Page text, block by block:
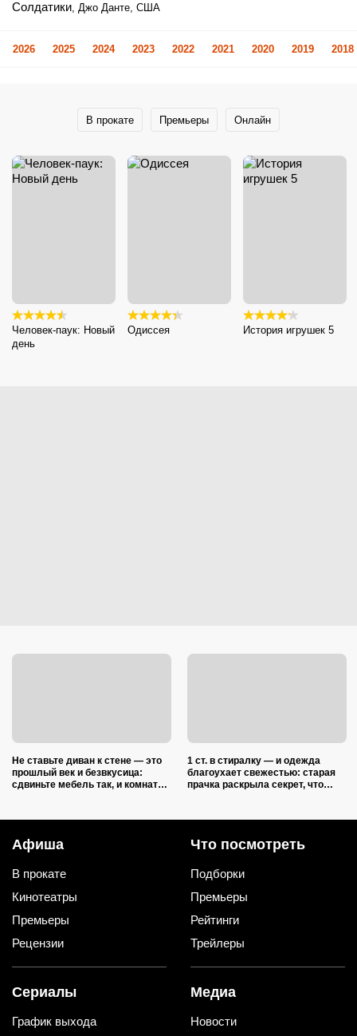
Солдатики, Джо Данте, США
2026 2025 2024 2023 2022 2021 2020 2019 2018
В прокате Премьеры Онлайн
Человек-паук: Новый
день
Одиссея История игрушек 5
Не ставьте диван к стене — это
прошлый век и безвкусица:
сдвиньте мебель так, и комната
1 ст. в стиралку — и одежда
благоухает свежестью: старая
прачка раскрыла секрет, что
Афиша
В прокате
Кинотеатры
Премьеры
Рецензии
Что посмотреть
Подборки
Премьеры
Рейтинги
Трейлеры
Сериалы
График выхода
Медиа
Новости